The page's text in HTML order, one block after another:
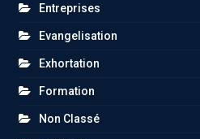
Entreprises
Evangelisation
Exhortation
Formation
Non Classé